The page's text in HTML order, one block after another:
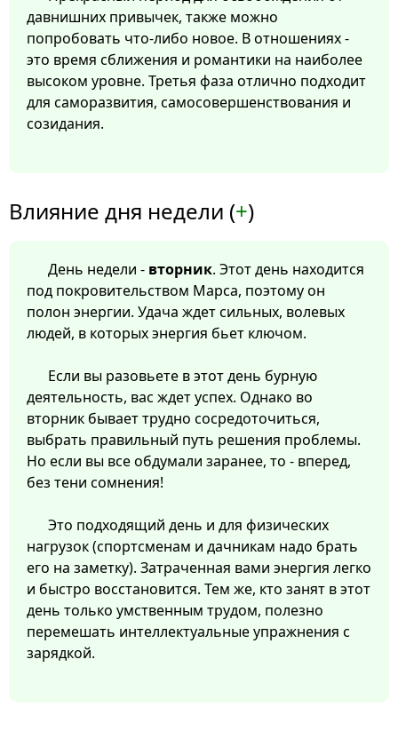
давнишних привычек, также можно
попробовать что-либо новое. В отношениях -
это время сближения и романтики на наиболее
высоком уровне. Третья фаза отлично подходит
для саморазвития, самосовершенствования и
созидания.
Влияние дня недели (+)
День недели - вторник. Этот день находится
под покровительством Марса, поэтому он
полон энергии. Удача ждет сильных, волевых
людей, в которых энергия бьет ключом.
Если вы разовьете в этот день бурную
деятельность, вас ждет успех. Однако во
вторник бывает трудно сосредоточиться,
выбрать правильный путь решения проблемы.
Но если вы все обдумали заранее, то - вперед,
без тени сомнения!
Это подходящий день и для физических
нагрузок (спортсменам и дачникам надо брать
его на заметку). Затраченная вами энергия легко
и быстро восстановится. Тем же, кто занят в этот
день только умственным трудом, полезно
перемешать интеллектуальные упражнения с
зарядкой.